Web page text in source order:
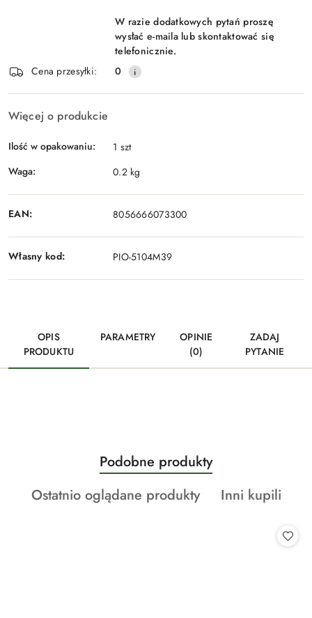
W razie dodatkowych pytań proszę
wysłać e-maila lub skontaktować się
telefonicznie.
Cena przesyłki:
0
Więcej o produkcie
Ilość w opakowaniu:
1 szt
Waga:
0.2 kg
EAN: 8056666073300
Własny kod: PIO-5104M39
OPIS
PRODUKTU
PARAMETRY
OPINIE
(0)
ZADAJ
PYTANIE
Pomiń karuzelę produktów
Produkty
o
statusie:
Podobne produkty
Produkty
Ostatnio oglądane produkty
Produkty
Inni kupili